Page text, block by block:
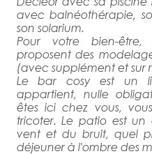
avec balnéothérapie,
son solarium.
Pour votre bien-être,
proposent des
(avec supplément et sur
Le bar cosy est un
appartient, nulle
êtes ici chez vous,
tricoter. Le patio est
vent et du bruit, quel
déjeuner à l'ombre des